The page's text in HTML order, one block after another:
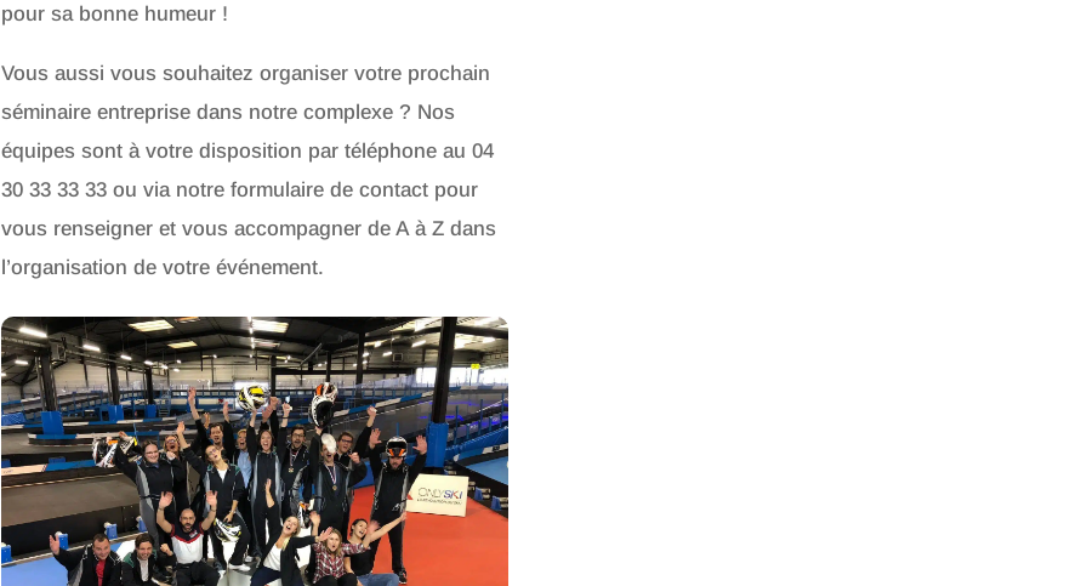
pour sa bonne humeur !
Vous aussi vous souhaitez organiser votre prochain
séminaire entreprise dans notre complexe ? Nos
équipes sont à votre disposition par téléphone au 04
30 33 33 33 ou via notre formulaire de contact pour
vous renseigner et vous accompagner de A à Z dans
l’organisation de votre événement.